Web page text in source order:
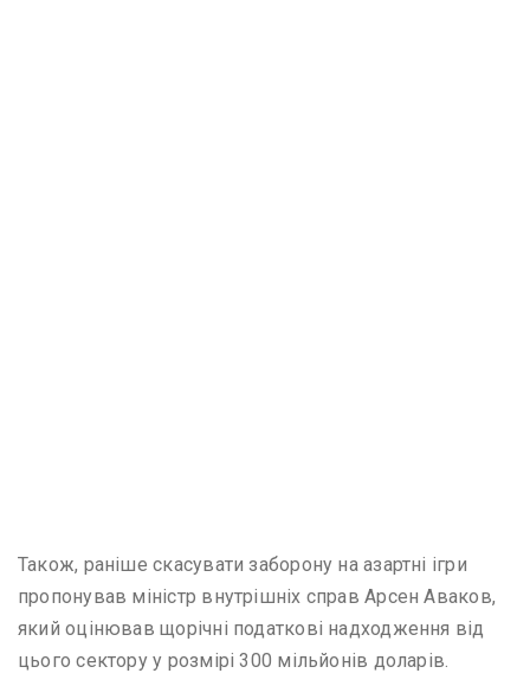
Також, раніше скасувати заборону на азартні ігри
пропонував міністр внутрішніх справ Арсен Аваков,
який оцінював щорічні податкові надходження від
цього сектору у розмірі 300 мільйонів доларів.